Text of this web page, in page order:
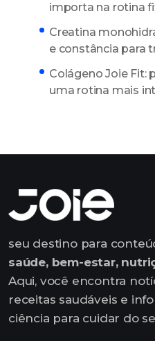
importa na rotina
Creatina
e constância para
Colágeno Joie Fit:
uma rotina mais
seu destino para
saúde, bem-estar,
Aqui, você encontra
receitas saudáveis e
ciência para cuidar do